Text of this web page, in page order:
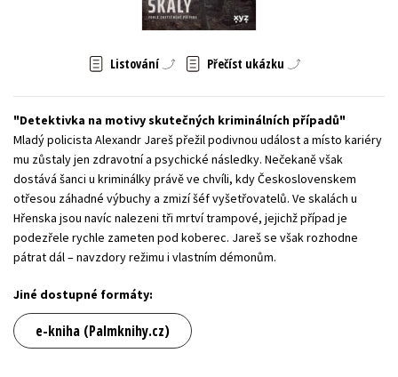
Zahraniční literatura
Všechny tituly
Listování Přečíst ukázku
Detektivka na motivy skutečných kriminálních případů
Mladý policista Alexandr Jareš přežil podivnou událost a místo kariéry
mu zůstaly jen zdravotní a psychické následky. Nečekaně však
dostává šanci u kriminálky právě ve chvíli, kdy Československem
otřesou záhadné výbuchy a zmizí šéf vyšetřovatelů. Ve skalách u
Hřenska jsou navíc nalezeni tři mrtví trampové, jejichž případ je
podezřele rychle zameten pod koberec. Jareš se však rozhodne
pátrat dál – navzdory režimu i vlastním démonům.
Jiné dostupné formáty:
e-kniha (Palmknihy.cz)